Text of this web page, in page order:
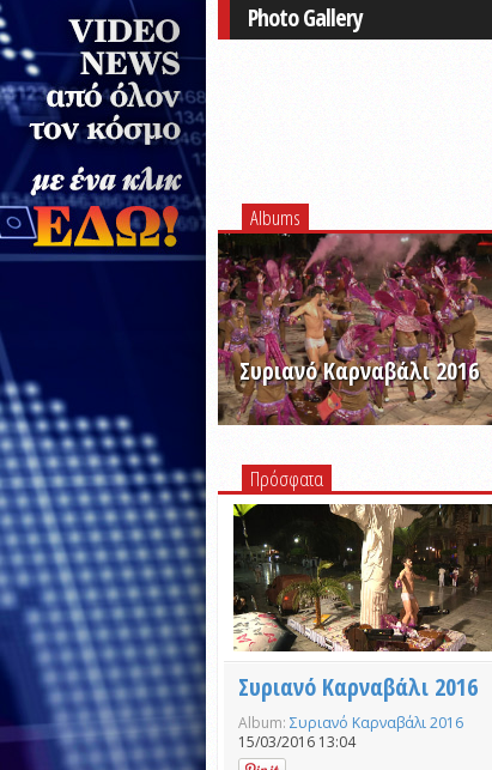
Photo Gallery
Albums
Συριανό Καρναβάλι 2016
ΠΡΟΒΟΛΗ ALBUM
Πρόσφατα
Συριανό Καρναβάλι 2016
Album: Συριανό Καρναβάλι 2016
15/03/2016 13:04